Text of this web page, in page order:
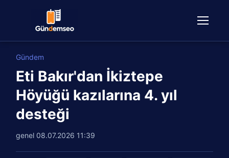
Gündem
Eti Bakır'dan İkiztepe
Höyüğü kazılarına 4. yıl
desteği
genel 08.07.2026 11:39